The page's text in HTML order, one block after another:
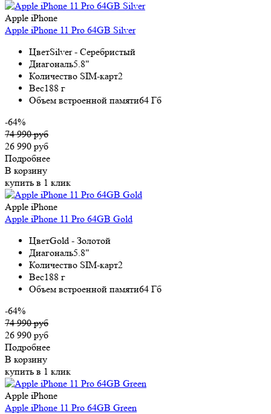
Apple iPhone
Apple iPhone 11 Pro 64GB Silver
ЦветSilver - Серебристый
Диагональ5.8"
Количество SIM-карт2
Вес188 г
Объем встроенной памяти64 Гб
-64%
74 990 руб
26 990 руб
Подробнее
В корзину
купить в 1 клик
Apple iPhone
Apple iPhone 11 Pro 64GB Gold
ЦветGold - Золотой
Диагональ5.8"
Количество SIM-карт2
Вес188 г
Объем встроенной памяти64 Гб
-64%
74 990 руб
26 990 руб
Подробнее
В корзину
купить в 1 клик
Apple iPhone
Apple iPhone 11 Pro 64GB Green